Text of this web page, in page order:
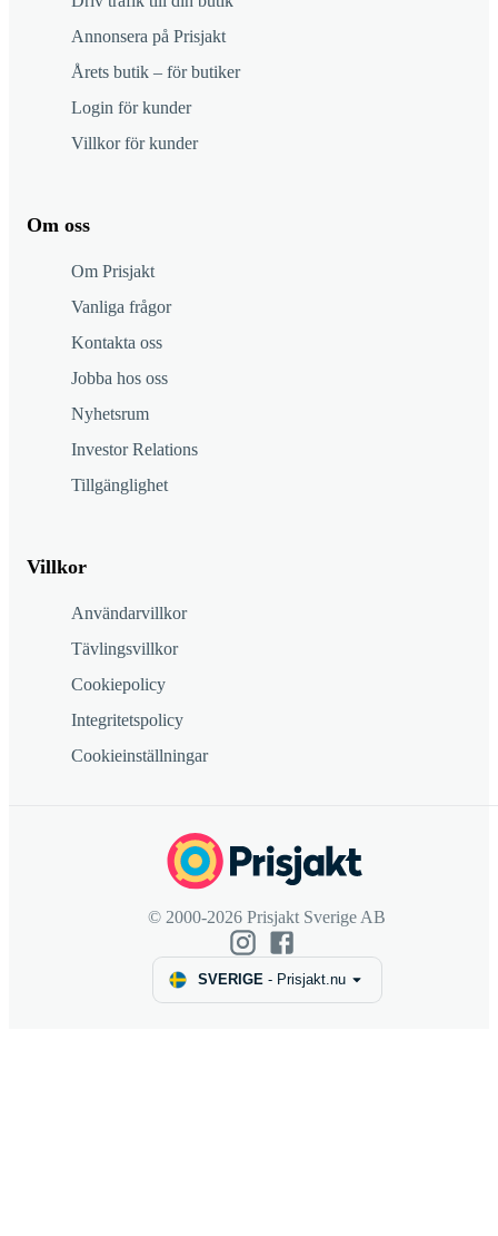
Annonsera på Prisjakt
Årets butik – för butiker
Login för kunder
Villkor för kunder
Om oss
Om Prisjakt
Vanliga frågor
Kontakta oss
Jobba hos oss
Nyhetsrum
Investor Relations
Tillgänglighet
Villkor
Användarvillkor
Tävlingsvillkor
Cookiepolicy
Integritetspolicy
Cookieinställningar
© 2000-2026 Prisjakt Sverige AB
SVERIGE- Prisjakt.nu